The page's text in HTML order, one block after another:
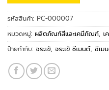
รหัสสินค้า: PC-000007
หมวดหมู่: ผลิตภัณฑ์สีและเคมีภัณฑ์, เ
ป้ายกำกับ: จระเข้, จระเข้ ซีเมนต์, ซีเม